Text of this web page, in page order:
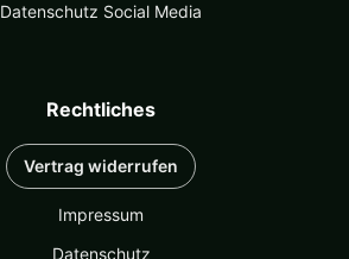
Datenschutz Social Media
Rechtliches
Vertrag widerrufen
Impressum
Datenschutz